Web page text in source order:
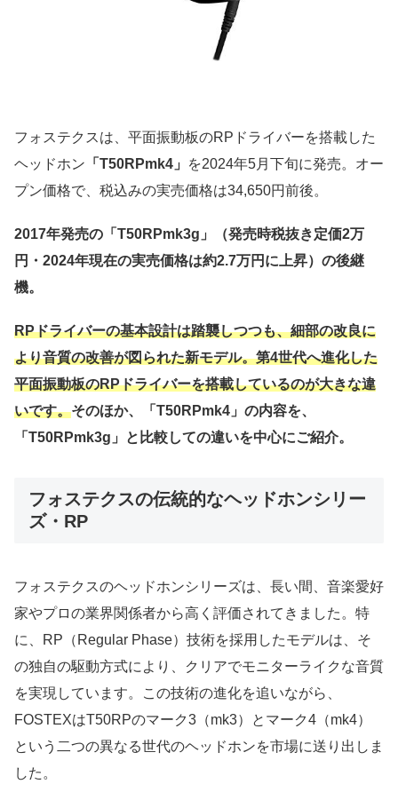
フォステクスは、平面振動板のRPドライバーを搭載した
ヘッドホン 「T50RPmk4」
を2024年5月下旬に発売。オー
プン価格で、税込みの実売価格は34,650円前後。
2017年発売の「T50RPmk3g」（発売時税抜き定価2万
円・2024年現在の実売価格は約2.7万円に上昇）の後継
機。
RPドライバーの基本設計は踏襲しつつも、細部の改良に
より音質の改善が図られた新モデル。第4世代へ進化した
平面振動板のRPドライバーを搭載しているのが大きな違
いです。そのほか、「T50RPmk4」の内容を、
「T50RPmk3g」と比較しての違いを中心にご紹介。
フォステクスの伝統的なヘッドホンシリー
ズ・RP
フォステクスのヘッドホンシリーズは、長い間、音楽愛好
家やプロの業界関係者から高く評価されてきました。特
に、RP（Regular Phase）技術を採用したモデルは、そ
の独自の駆動方式により、クリアでモニターライクな音質
を実現しています。この技術の進化を追いながら、
FOSTEXはT50RPのマーク3（mk3）とマーク4（mk4）
という二つの異なる世代のヘッドホンを市場に送り出しま
した。